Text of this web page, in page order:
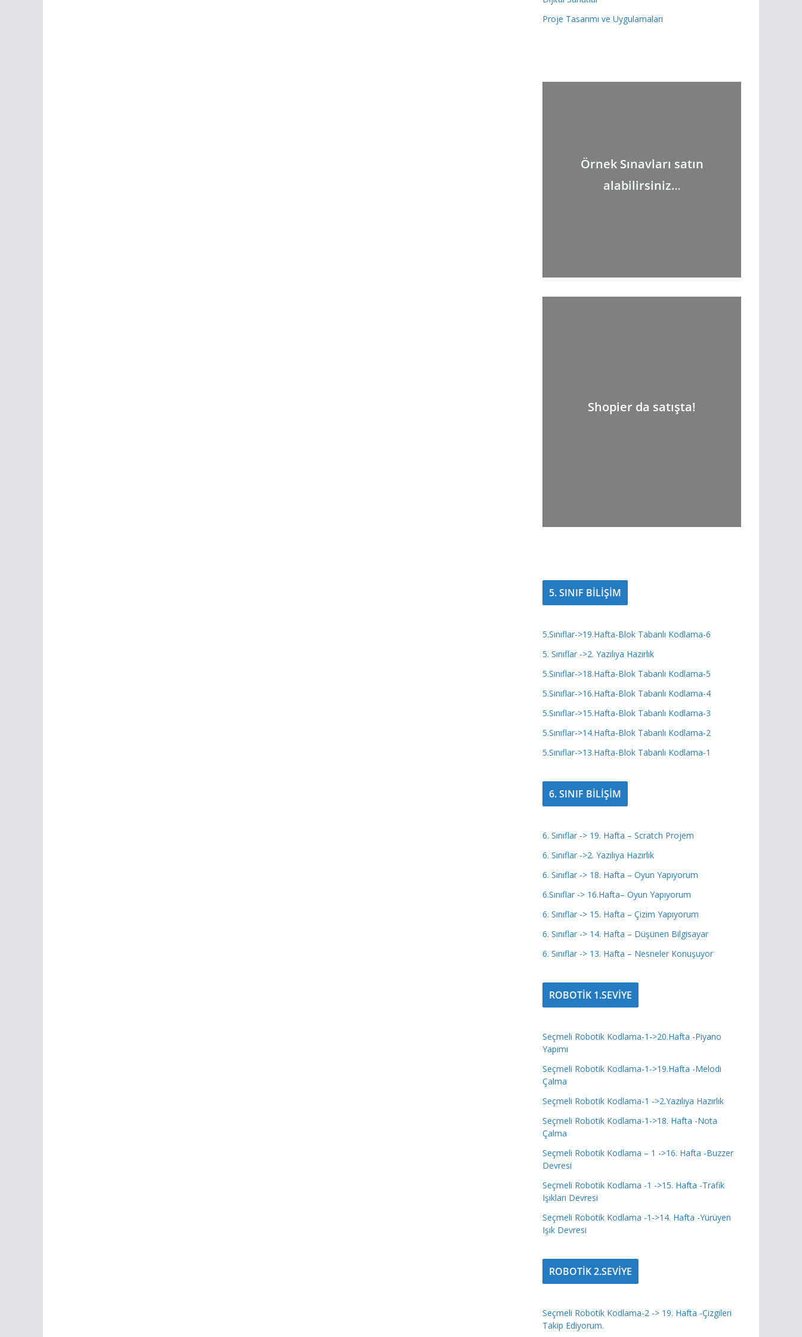
Proje Tasarımı ve Uygulamaları
Örnek Sınavları satın
alabilirsiniz...
Shopier da satışta!
5. SINIF BİLİŞİM
5.Sınıflar->19.Hafta-Blok Tabanlı Kodlama-6
5. Sınıflar ->2. Yazılıya Hazırlık
5.Sınıflar->18.Hafta-Blok Tabanlı Kodlama-5
5.Sınıflar->16.Hafta-Blok Tabanlı Kodlama-4
5.Sınıflar->15.Hafta-Blok Tabanlı Kodlama-3
5.Sınıflar->14.Hafta-Blok Tabanlı Kodlama-2
5.Sınıflar->13.Hafta-Blok Tabanlı Kodlama-1
6. SINIF BİLİŞİM
6. Sınıflar -> 19. Hafta – Scratch Projem
6. Sınıflar ->2. Yazılıya Hazırlık
6. Sınıflar -> 18. Hafta – Oyun Yapıyorum
6.Sınıflar -> 16.Hafta– Oyun Yapıyorum
6. Sınıflar -> 15. Hafta – Çizim Yapıyorum
6. Sınıflar -> 14. Hafta – Düşünen Bilgisayar
6. Sınıflar -> 13. Hafta – Nesneler Konuşuyor
ROBOTİK 1.SEVİYE
Seçmeli Robotik Kodlama-1->20.Hafta -Piyano
Yapımı
Seçmeli Robotik Kodlama-1->19.Hafta -Melodi
Çalma
Seçmeli Robotik Kodlama-1 ->2.Yazılıya Hazırlık
Seçmeli Robotik Kodlama-1->18. Hafta -Nota
Çalma
Seçmeli Robotik Kodlama – 1 ->16. Hafta -Buzzer
Devresi
Seçmeli Robotik Kodlama -1 ->15. Hafta -Trafik
Işıkları Devresi
Seçmeli Robotik Kodlama -1->14. Hafta -Yürüyen
Işık Devresi
ROBOTİK 2.SEVİYE
Seçmeli Robotik Kodlama-2 -> 19. Hafta -Çizgileri
Takip Ediyorum.